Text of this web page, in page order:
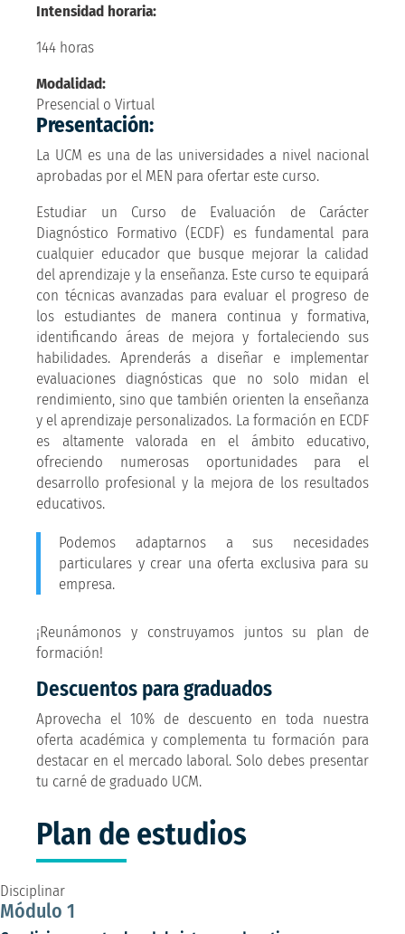
Intensidad horaria:
144 horas
Modalidad:
Presencial o Virtual
Presentación:
La UCM es una de las universidades a nivel nacional
aprobadas por el MEN para ofertar este curso.
Estudiar un Curso de Evaluación de Carácter
Diagnóstico Formativo (ECDF) es fundamental para
cualquier educador que busque mejorar la calidad
del aprendizaje y la enseñanza. Este curso te equipará
con técnicas avanzadas para evaluar el progreso de
los estudiantes de manera continua y formativa,
identificando áreas de mejora y fortaleciendo sus
habilidades. Aprenderás a diseñar e implementar
evaluaciones diagnósticas que no solo midan el
rendimiento, sino que también orienten la enseñanza
y el aprendizaje personalizados. La formación en ECDF
es altamente valorada en el ámbito educativo,
ofreciendo numerosas oportunidades para el
desarrollo profesional y la mejora de los resultados
educativos.
Podemos adaptarnos a sus necesidades
particulares y crear una oferta exclusiva para su
empresa.
¡Reunámonos y construyamos juntos su plan de
formación!
Descuentos para graduados
Aprovecha el 10% de descuento en toda nuestra
oferta académica y complementa tu formación para
destacar en el mercado laboral. Solo debes presentar
tu carné de graduado UCM.
Plan de estudios
Disciplinar
Módulo 1